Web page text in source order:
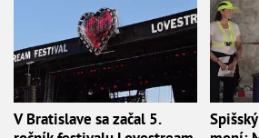
V Bratislave sa začal 5.